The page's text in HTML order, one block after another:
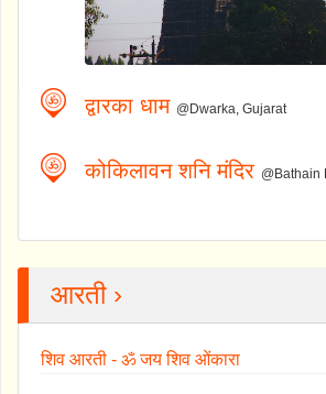
द्वारका धाम @Dwarka, Gujarat
कोकिलावन शनि मंदिर @Bathain
आरती ›
शिव आरती - ॐ जय शिव ओंकारा